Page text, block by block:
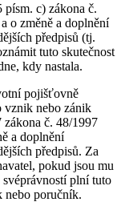
písm. c) zákona č.
o změně a doplnění
předpisů (tj.
tuto skutečnost
kdy nastala.
pojišťovně
vznik nebo zánik
zákona č. 48/1997
a doplnění
předpisů. Za
pokud jsou mu
svéprávností plní tuto
nebo poručník.